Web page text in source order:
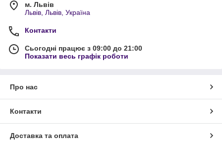
м. Львів
Львів, Львів, Україна
Контакти
Сьогодні працює з 09:00 до 21:00
Показати весь графік роботи
Про нас
Контакти
Доставка та оплата